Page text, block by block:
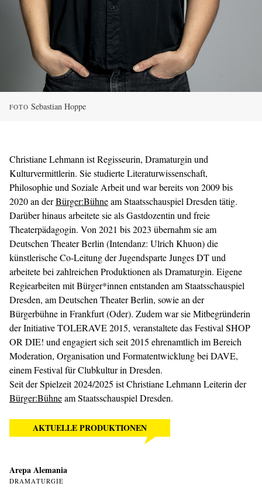
FOTO Sebastian Hoppe
Christiane Lehmann ist Regisseurin, Dramaturgin und
Kulturvermittlerin. Sie studierte Literaturwissenschaft,
Philosophie und Soziale Arbeit und war bereits von 2009 bis
2020 an derBürger:Bühneam Staatsschauspiel Dresden tätig.
Darüber hinaus arbeitete sie als Gastdozentin und freie
Theaterpädagogin. Von 2021 bis 2023 übernahm sie am
Deutschen Theater Berlin (Intendanz: Ulrich Khuon) die
künstlerische Co-Leitung der Jugendsparte Junges DT und
arbeitete bei zahlreichen Produktionen als Dramaturgin. Eigene
Regiearbeiten mit Bürger*innen entstanden am Staatsschauspiel
Dresden, am Deutschen Theater Berlin, sowie an der
Bürgerbühne in Frankfurt (Oder). Zudem war sie Mitbegründerin
der Initiative TOLERAVE 2015, veranstaltete das Festival SHOP
OR DIE! und engagiert sich seit 2015 ehrenamtlich im Bereich
Moderation, Organisation und Formatentwicklung bei DAVE,
einem Festival für Clubkultur in Dresden.
Seit der Spielzeit 2024/2025 ist Christiane Lehmann Leiterin der
Bürger:Bühneam Staatsschauspiel Dresden.
AKTUELLE PRODUKTIONEN
Arepa Alemania
DRAMATURGIE